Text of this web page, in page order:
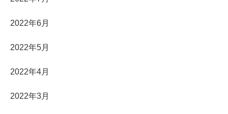
2022年6月
2022年5月
2022年4月
2022年3月